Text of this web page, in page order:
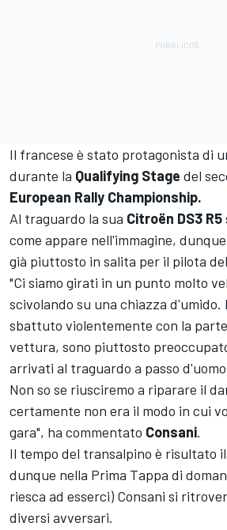
Il francese è stato protagonista di
durante la Qualifying Stage del
European Rally Championship.
Al traguardo la sua Citroën DS3 R5
come appare nell'immagine,
già piuttosto in salita per il pilota
"Ci siamo girati in un punto molto
scivolando su una chiazza
sbattuto violentemente con la
vettura, sono piuttosto
arrivati al traguardo a passo
Non so se riusciremo a riparare il
certamente non era il modo in cui
gara", ha commentato Consani.
Il tempo del transalpino è risultato
dunque nella Prima Tappa di
riesca ad esserci) Consani si
diversi avversari.